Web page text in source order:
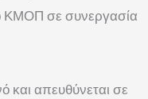
ΚΜΟΠ σε συνεργασία
και απευθύνεται σε